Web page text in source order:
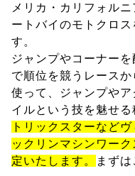
メリカ・カリフォル
ートバイのモトクロ
す。
ジャンプやコーナー
で順位を競うレース
使って、ジャンプや
イルという技を魅せる
トリックスターなど
ックリンマシンワー
定いたします。
まずは